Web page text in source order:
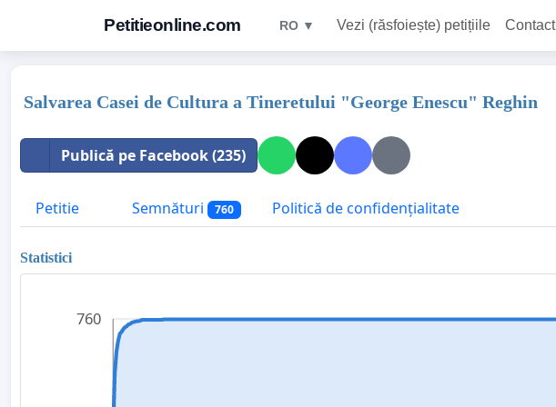
Petitieonline.com RO ▼ Vezi (răsfoiește) petițiile Contact
Salvarea Casei de Cultura a Tineretului "George Enescu" Reghin
Publică pe Facebook (235)
Petitie Semnături 760 Politică de confidențialitate
Statistici
760